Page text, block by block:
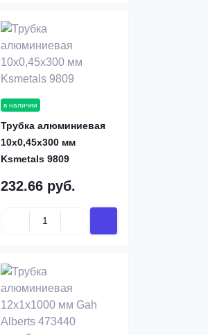
в наличии
Трубка алюминиевая
10х0,45х300 мм
Ksmetals 9809
232.66 руб.